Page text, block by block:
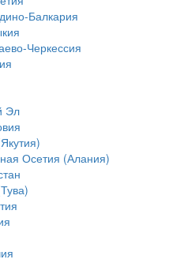
Балкария
Черкессия
Эл
Осетия (Алания)